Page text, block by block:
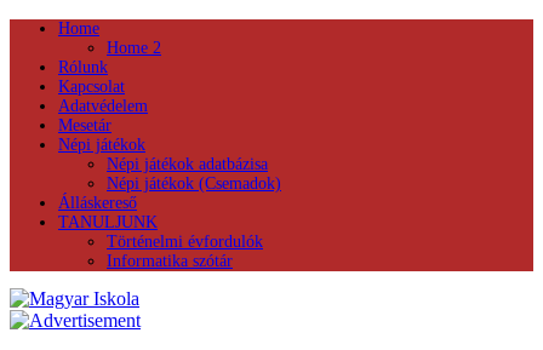
Home
Home 2
Rólunk
Kapcsolat
Adatvédelem
Mesetár
Népi játékok
Népi játékok adatbázisa
Népi játékok (Csemadok)
Álláskereső
TANULJUNK
Történelmi évfordulók
Informatika szótár